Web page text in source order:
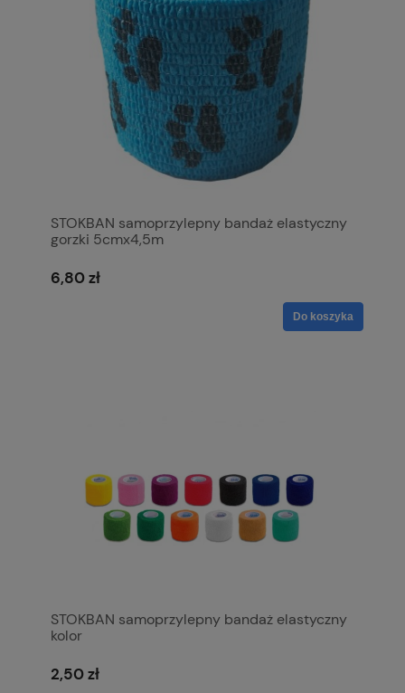
STOKBAN samoprzylepny bandaż elastyczny
gorzki 5cmx4,5m
6,80 zł
Do koszyka
STOKBAN samoprzylepny bandaż elastyczny
kolor
2,50 zł